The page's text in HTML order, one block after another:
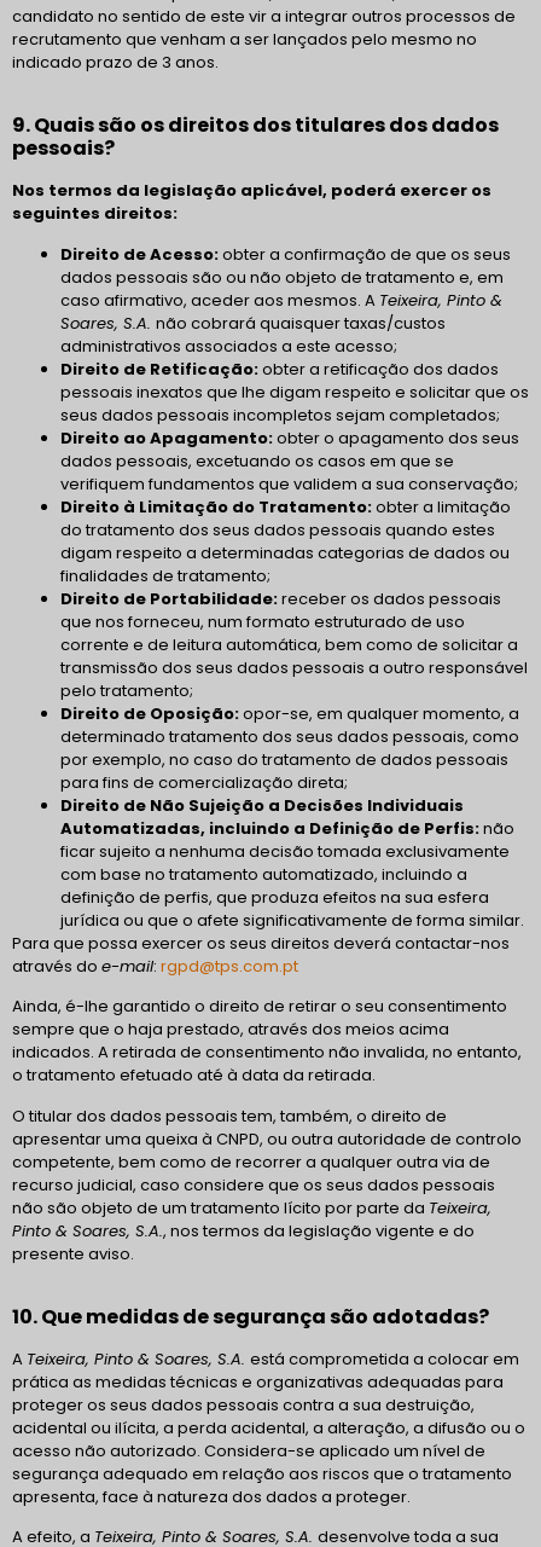
candidato no sentido de este vir a integrar outros processos de
recrutamento que venham a ser lançados pelo mesmo no
indicado prazo de 3 anos.
9. Quais são os direitos dos titulares dos dados
pessoais?
Nos termos da legislação aplicável, poderá exercer os
seguintes direitos:
Direito de Acesso:obter a confirmação de que os seus
dados pessoais são ou não objeto de tratamento e, em
caso afirmativo, aceder aos mesmos. A Teixeira, Pinto &
Soares, S.A. não cobrará quaisquer taxas/custos
administrativos associados a este acesso;
Direito de Retificação:obter a retificação dos dados
pessoais inexatos que lhe digam respeito e solicitar que os
seus dados pessoais incompletos sejam completados;
Direito ao Apagamento:obter o apagamento dos seus
dados pessoais, excetuando os casos em que se
verifiquem fundamentos que validem a sua conservação;
Direito à Limitação do Tratamento:obter a limitação
do tratamento dos seus dados pessoais quando estes
digam respeito a determinadas categorias de dados ou
finalidades de tratamento;
Direito de Portabilidade:receber os dados pessoais
que nos forneceu, num formato estruturado de uso
corrente e de leitura automática, bem como de solicitar a
transmissão dos seus dados pessoais a outro responsável
pelo tratamento;
Direito de Oposição:opor-se, em qualquer momento, a
determinado tratamento dos seus dados pessoais, como
por exemplo, no caso do tratamento de dados pessoais
para fins de comercialização direta;
Direito de Não Sujeição a Decisões Individuais
Automatizadas, incluindo a Definição de Perfis:não
ficar sujeito a nenhuma decisão tomada exclusivamente
com base no tratamento automatizado, incluindo a
definição de perfis, que produza efeitos na sua esfera
jurídica ou que o afete significativamente de forma similar.
Para que possa exercer os seus direitos deverá contactar-nos
através do e-mail: rgpd@tps.com.pt
Ainda, é-lhe garantido o direito de retirar o seu consentimento
sempre que o haja prestado, através dos meios acima
indicados. A retirada de consentimento não invalida, no entanto,
o tratamento efetuado até à data da retirada.
O titular dos dados pessoais tem, também, o direito de
apresentar uma queixa à CNPD, ou outra autoridade de controlo
competente, bem como de recorrer a qualquer outra via de
recurso judicial, caso considere que os seus dados pessoais
não são objeto de um tratamento lícito por parte da Teixeira,
Pinto & Soares, S.A., nos termos da legislação vigente e do
presente aviso.
10. Que medidas de segurança são adotadas?
A Teixeira, Pinto & Soares, S.A. está comprometida a colocar em
prática as medidas técnicas e organizativas adequadas para
proteger os seus dados pessoais contra a sua destruição,
acidental ou ilícita, a perda acidental, a alteração, a difusão ou o
acesso não autorizado. Considera-se aplicado um nível de
segurança adequado em relação aos riscos que o tratamento
apresenta, face à natureza dos dados a proteger.
A efeito, a Teixeira, Pinto & Soares, S.A. desenvolve toda a sua